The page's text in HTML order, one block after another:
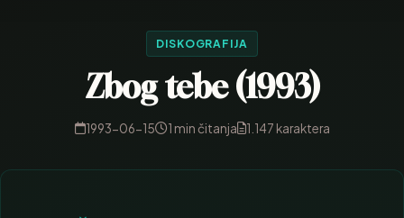
DISKOGRAFIJA
Zbog tebe (1993)
1993-06-15 1 min čitanja 1.147 karaktera